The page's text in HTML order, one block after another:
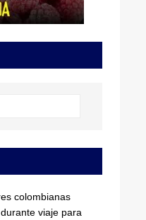
colombianas
viaje para